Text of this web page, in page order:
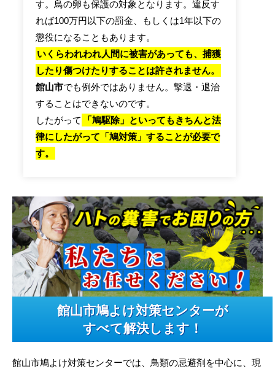
す。鳥の卵も保護の対象となります。違反す
れば100万円以下の罰金、もしくは1年以下の
懲役になることもあります。
いくらわれわれ人間に被害があっても、捕獲
したり傷つけたりすることは許されません。
館山市でも例外ではありません。撃退・退治
することはできないのです。
したがって
「鳩駆除」といってもきちんと法
律にしたがって「鳩対策」することが必要で
す。
館山市鳩よけ対策センターが
すべて解決します！
館山市鳩よけ対策センターでは、鳥類の忌避剤を中心に、現